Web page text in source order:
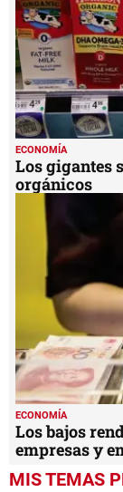
ECONOMÍA
Los gigantes
orgánicos
ECONOMÍA
Los bajos
empresas y
MIS TEMAS